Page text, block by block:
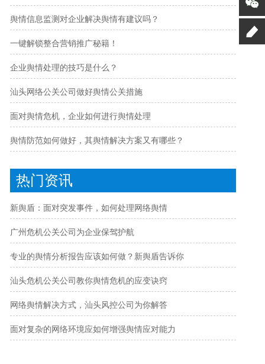
舆情信息监测对企业解决舆情有建议吗？
一键解锁整合营销推广秘籍！
企业舆情处理的技巧是什么？
汕头网络公关公司做好舆情公关措施
面对舆情危机，企业如何进行舆情处理
舆情防范如何做好，其舆情解决方案又有哪些？
热门资讯
新舆盾：面对突发事件，如何处理网络舆情
广州危机公关公司为企业保驾护航
专业的舆情分析报告应该如何做？新舆盾告诉你
汕头危机公关公司教你舆情危机的应变诀窍
网络舆情解决方式，汕头风控公司为你解答
面对复杂的网络环境应如何增强舆情应对能力